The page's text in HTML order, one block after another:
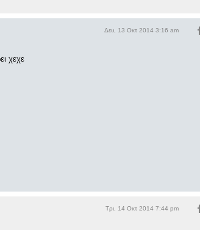
Δευ, 13 Οκτ 2014 3:16 am
χεχε
Τρι, 14 Οκτ 2014 7:44 pm